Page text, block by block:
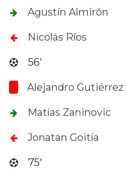
Agustín Almirón
Nicolás Ríos
56'
Alejandro Gutiérrez
Matías Zaninovic
Jonatan Goitía
75'